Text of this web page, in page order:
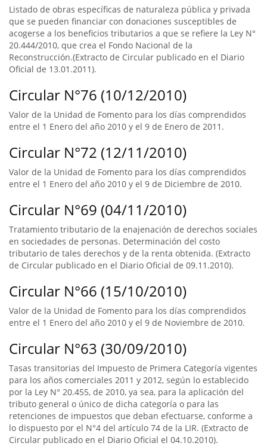
Listado de obras específicas de naturaleza pública y privada
que se pueden financiar con donaciones susceptibles de
acogerse a los beneficios tributarios a que se refiere la Ley N°
20.444/2010, que crea el Fondo Nacional de la
Reconstrucción.(Extracto de Circular publicado en el Diario
Oficial de 13.01.2011).
Circular N°76 (10/12/2010)
Valor de la Unidad de Fomento para los días comprendidos
entre el 1 Enero del año 2010 y el 9 de Enero de 2011.
Circular N°72 (12/11/2010)
Valor de la Unidad de Fomento para los días comprendidos
entre el 1 Enero del año 2010 y el 9 de Diciembre de 2010.
Circular N°69 (04/11/2010)
Tratamiento tributario de la enajenación de derechos sociales
en sociedades de personas. Determinación del costo
tributario de tales derechos y de la renta obtenida. (Extracto
de Circular publicado en el Diario Oficial de 09.11.2010).
Circular N°66 (15/10/2010)
Valor de la Unidad de Fomento para los días comprendidos
entre el 1 Enero del año 2010 y el 9 de Noviembre de 2010.
Circular N°63 (30/09/2010)
Tasas transitorias del Impuesto de Primera Categoría vigentes
para los años comerciales 2011 y 2012, según lo establecido
por la Ley N° 20.455, de 2010, ya sea, para la aplicación del
tributo general o único de dicha categoría o para las
retenciones de impuestos que deban efectuarse, conforme a
lo dispuesto por el N°4 del artículo 74 de la LIR. (Extracto de
Circular publicado en el Diario Oficial el 04.10.2010).